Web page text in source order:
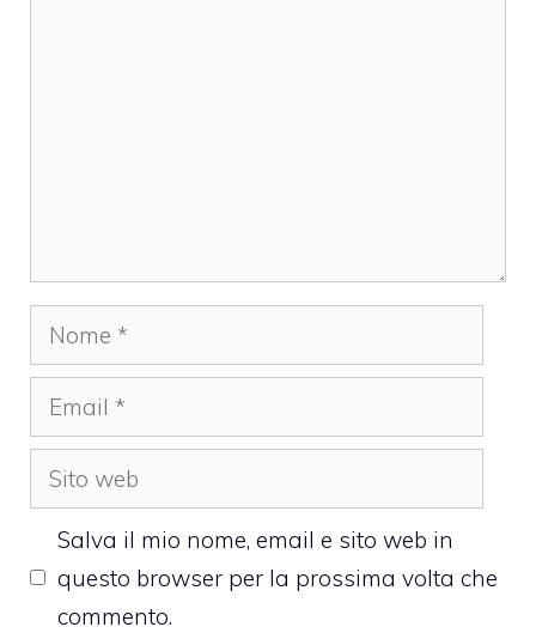
Nome
Email
Sito
web
Salva il mio nome, email e sito web in
questo browser per la prossima volta che
commento.